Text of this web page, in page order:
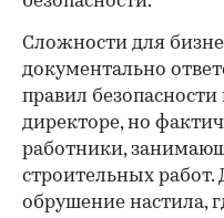
Сложности для
документально
правил
директоре, но
работники,
строительных
обрушение настила,